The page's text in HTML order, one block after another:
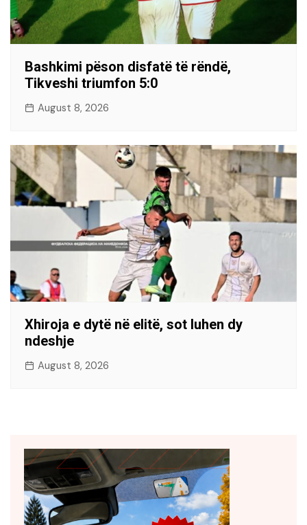
Bashkimi pëson disfatë të rëndë,
Tikveshi triumfon 5:0
August 8, 2026
Xhiroja e dytë në elitë, sot luhen dy
ndeshje
August 8, 2026